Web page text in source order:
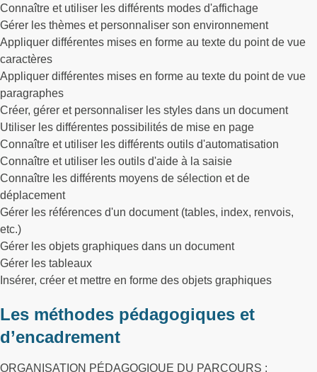
Connaître et utiliser les différents modes d'affichage
Gérer les thèmes et personnaliser son environnement
Appliquer différentes mises en forme au texte du point de vue
caractères
Appliquer différentes mises en forme au texte du point de vue
paragraphes
Créer, gérer et personnaliser les styles dans un document
Utiliser les différentes possibilités de mise en page
Connaître et utiliser les différents outils d'automatisation
Connaître et utiliser les outils d'aide à la saisie
Connaître les différents moyens de sélection et de
déplacement
Gérer les références d'un document (tables, index, renvois,
etc.)
Gérer les objets graphiques dans un document
Gérer les tableaux
Insérer, créer et mettre en forme des objets graphiques
Les méthodes pédagogiques et
d’encadrement
ORGANISATION PÉDAGOGIQUE DU PARCOURS :